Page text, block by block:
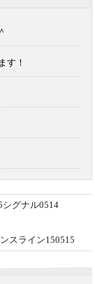
す！
シグナル0514
スライン150515